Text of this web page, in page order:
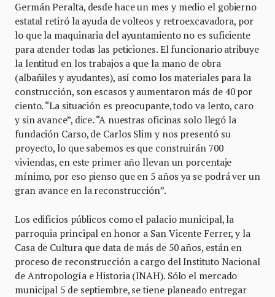
Germán Peralta, desde hace un mes y medio el gobierno
estatal retiró la ayuda de volteos y retroexcavadora, por
lo que la maquinaria del ayuntamiento no es suficiente
para atender todas las peticiones. El funcionario atribuye
la lentitud en los trabajos a que la mano de obra
(albañiles y ayudantes), así como los materiales para la
construcción, son escasos y aumentaron más de 40 por
ciento. “La situación es preocupante, todo va lento, caro
y sin avance”, dice. “A nuestras oficinas solo llegó la
fundación Carso, de Carlos Slim y nos presentó su
proyecto, lo que sabemos es que construirán 700
viviendas, en este primer año llevan un porcentaje
mínimo, por eso pienso que en 5 años ya se podrá ver un
gran avance en la reconstrucción”.
Los edificios públicos como el palacio municipal, la
parroquia principal en honor a San Vicente Ferrer, y la
Casa de Cultura que data de más de 50 años, están en
proceso de reconstrucción a cargo del Instituto Nacional
de Antropología e Historia (INAH). Sólo el mercado
municipal 5 de septiembre, se tiene planeado entregar